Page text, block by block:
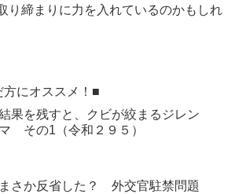
り締まりに力を入れているのかもしれ
にオススメ！■
果を残すと、クビが絞まるジレン
マ その1（令和２９５）
まさか反省した？ 外交官駐禁問題